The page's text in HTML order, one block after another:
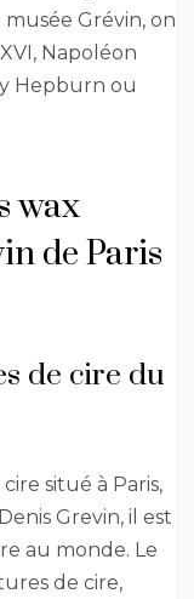
Grévin, on
Napoléon
Hepburn ou
wax
de Paris
de cire du
situé à Paris,
Grevin, il est
au monde. Le
de cire,